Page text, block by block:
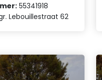
55341918
Lebouillestraat 62